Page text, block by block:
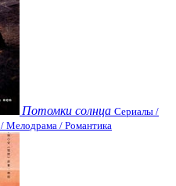
Потомки солнца Сериалы /
Мелодрама / Романтика